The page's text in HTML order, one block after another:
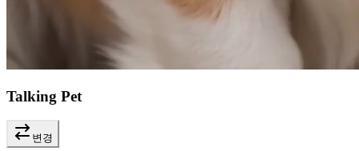
Talking Pet
변경